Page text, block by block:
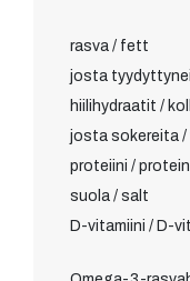
rasva / fett
josta
hiilihydraatit /
josta sokereita /
proteiini / protein
suola / salt
D-vitamiini / D-